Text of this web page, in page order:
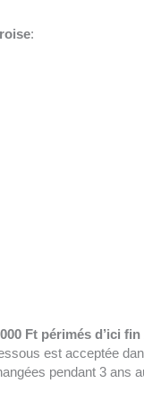
:
Ft périmés d’ici fin
est acceptée
pendant 3 ans